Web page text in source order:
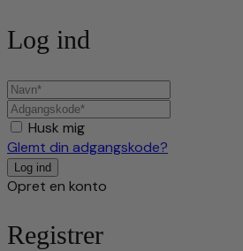
Log ind
Husk mig
Glemt din adgangskode?
Opret en konto
Registrer